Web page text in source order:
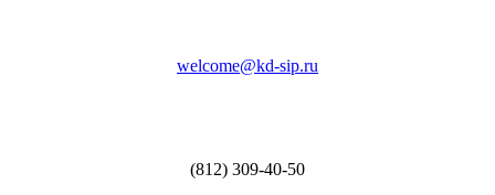
welcome@kd-sip.ru
(812) 309-40-50